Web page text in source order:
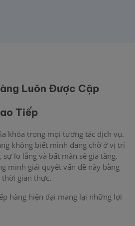
Luôn Được Cập
Tiếp
khóa trong mọi tương tác dịch vụ.
không biết mình đang chờ ở vị trí
lo lắng và bất mãn sẽ gia tăng.
minh giải quyết vấn đề này bằng
thời gian thực.
hàng hiện đại mang lại những lợi